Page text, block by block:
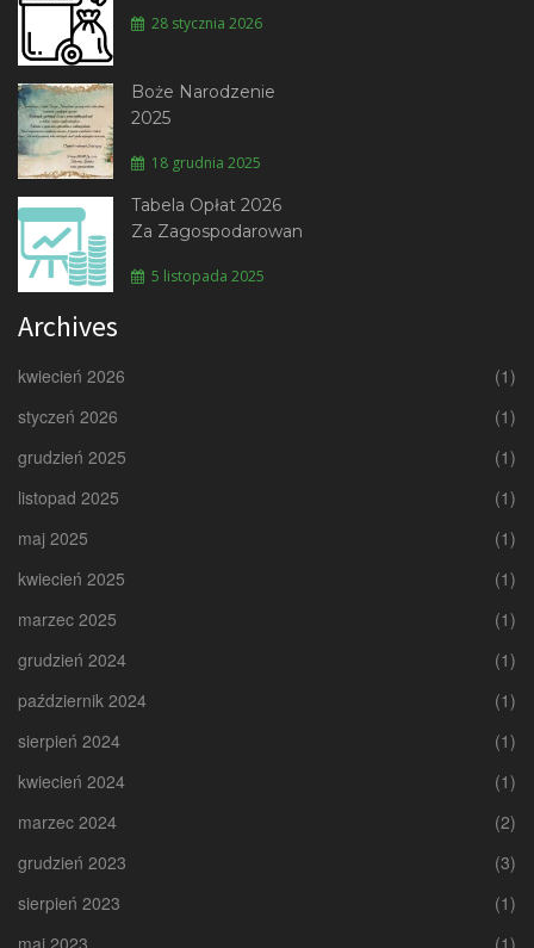
28 stycznia 2026
Boże Narodzenie
2025
18 grudnia 2025
Tabela Opłat 2026
Za Zagospodarowan
5 listopada 2025
Archives
kwiecień 2026
(1)
styczeń 2026
(1)
grudzień 2025
(1)
listopad 2025
(1)
maj 2025
(1)
kwiecień 2025
(1)
marzec 2025
(1)
grudzień 2024
(1)
październik 2024
(1)
sierpień 2024
(1)
kwiecień 2024
(1)
marzec 2024
(2)
grudzień 2023
(3)
sierpień 2023
(1)